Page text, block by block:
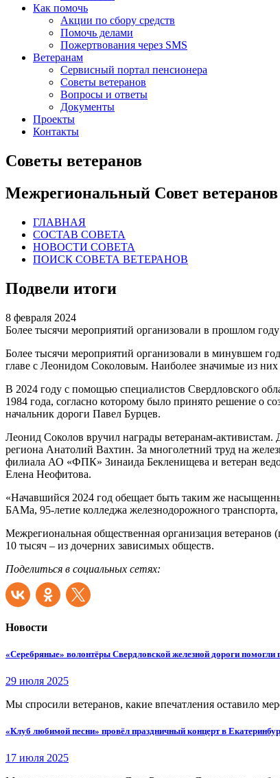
Как помочь
Акции по сбору средств
Помочь делами
Пожертвования через SMS
Ветеранам
Сервисный портал пенсионера
Советы ветеранов
Вопросы и ответы
Документы
Проекты
Контакты
Советы ветеранов
Межрегиональный Совет
ГЛАВНАЯ
СОСТАВ СОВЕТА
НОВОСТИ СОВЕТА
ПОИСК СОВЕТА ВЕТЕРАНОВ
Подвели итоги
8 февраля 2024
Более тысячи мероприятий организовали в прошлом
Более тысячи мероприятий организовали в минувшем
главе с Леонидом Соколовым. Наиболее значимые из них
В 2024 году с помощью специалистов Свердловского
1984 года, согласно которому было принято решение о
начальник дороги Павел Бурцев.
Леонид Соколов вручил награды ветеранам-активистам.
региона Анатолий Вахтин. За многолетний труд на
филиала АО «ФПК» Зинаида Бекленищева и ветеран
Елена Неофитова.
«Начавшийся 2024 год обещает быть таким же
БАМа, 95-летие колледжа железнодорожного
Межрегиональная общественная организация ветеранов
10 тысяч – из дочерних зависимых обществ.
Поделиться в социальных сетях:
Новости
«Серебряные» волонтёры Свердловской железной дороги
29 июля 2025
Мы спросили ветеранов, какие впечатления оставило
«Клуб любимой песни» провёл праздничный концерт в
17 июля 2025